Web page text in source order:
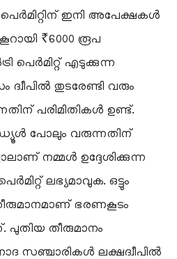
ഇനി അപേക്ഷകൾ
₹6000 രൂപ
പെർമിറ്റ് എടുക്കുന്ന
തുടരേണ്ടി വരും
പരിമിതികൾ ഉണ്ട്.
പോലും വരുന്നതിന്
നമ്മൾ ഉദ്ദേശിക്കുന്ന
ലഭ്യമാവുക. ഒട്ടും
ഭരണകൂടം
പുതിയ തീരുമാനം
സഞ്ചാരികൾ ലക്ഷദ്വീപിൽ